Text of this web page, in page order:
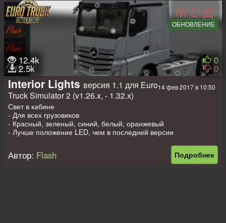
МОД
ОБНОВЛЕНИЕ
12.4k
2.5k
0
0
14 фев 2017 в 10:50
Interior Lights версия 1.1 для Euro
Truck Simulator 2 (v1.26.x, - 1.32.х)
Свет в кабине
- Для всех грузовиков
- Красный, зеленый, синий, белый, оранжевый
- Лучше положение LED, чем в последней версии
Подробнее
Автор: Flash